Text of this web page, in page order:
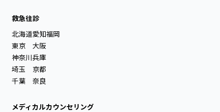
救急往診
北海道
東京
神奈川
埼玉
千葉
愛知
大阪
兵庫
京都
奈良
福岡
メディカルカウンセリング